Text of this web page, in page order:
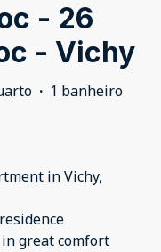
- 26
- Vichy
· 1 banheiro
in Vichy,
great comfort